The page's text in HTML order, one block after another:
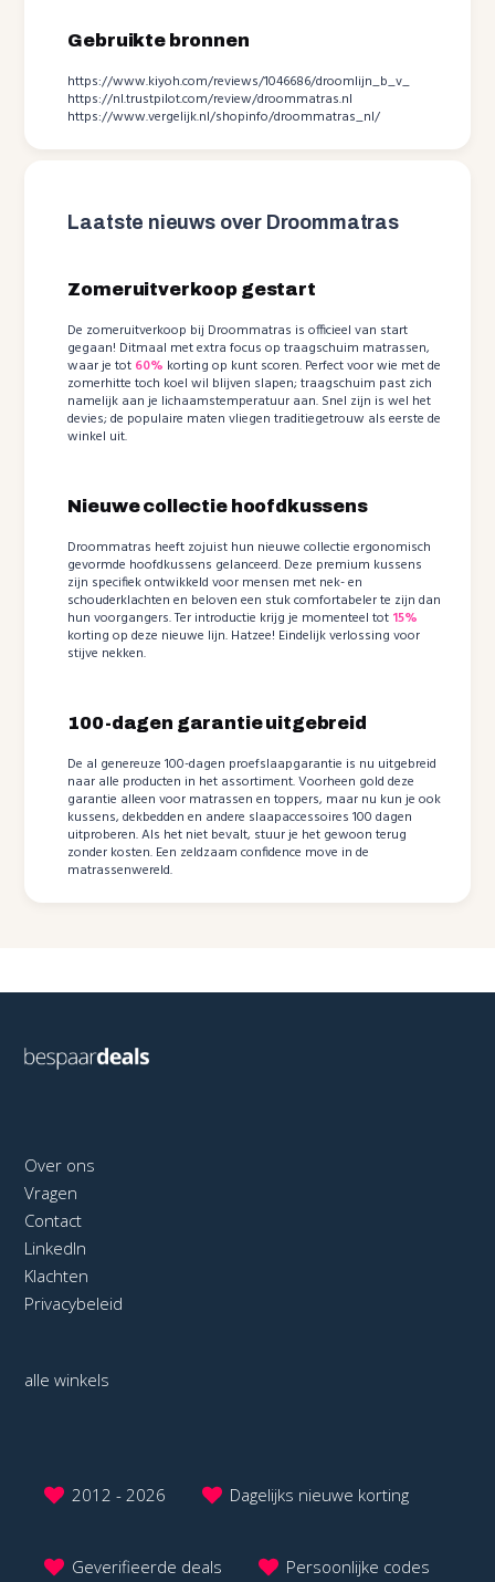
Gebruikte bronnen
https://www.kiyoh.com/reviews/1046686/droomlijn_b_v_
https://nl.trustpilot.com/review/droommatras.nl
https://www.vergelijk.nl/shopinfo/droommatras_nl/
Laatste nieuws over Droommatras
Zomeruitverkoop gestart
De zomeruitverkoop bij Droommatras is officieel van start
gegaan! Ditmaal met extra focus op traagschuim matrassen,
waar je tot 60% korting op kunt scoren. Perfect voor wie met de
zomerhitte toch koel wil blijven slapen; traagschuim past zich
namelijk aan je lichaamstemperatuur aan. Snel zijn is wel het
devies; de populaire maten vliegen traditiegetrouw als eerste de
winkel uit.
Nieuwe collectie hoofdkussens
Droommatras heeft zojuist hun nieuwe collectie ergonomisch
gevormde hoofdkussens gelanceerd. Deze premium kussens
zijn specifiek ontwikkeld voor mensen met nek- en
schouderklachten en beloven een stuk comfortabeler te zijn dan
hun voorgangers. Ter introductie krijg je momenteel tot 15%
korting op deze nieuwe lijn. Hatzee! Eindelijk verlossing voor
stijve nekken.
100-dagen garantie uitgebreid
De al genereuze 100-dagen proefslaapgarantie is nu uitgebreid
naar alle producten in het assortiment. Voorheen gold deze
garantie alleen voor matrassen en toppers, maar nu kun je ook
kussens, dekbedden en andere slaapaccessoires 100 dagen
uitproberen. Als het niet bevalt, stuur je het gewoon terug
zonder kosten. Een zeldzaam confidence move in de
matrassenwereld.
Over ons
Vragen
Contact
LinkedIn
Klachten
Privacybeleid
alle winkels
2012 - 2026 Dagelijks nieuwe korting
Geverifieerde deals Persoonlijke codes